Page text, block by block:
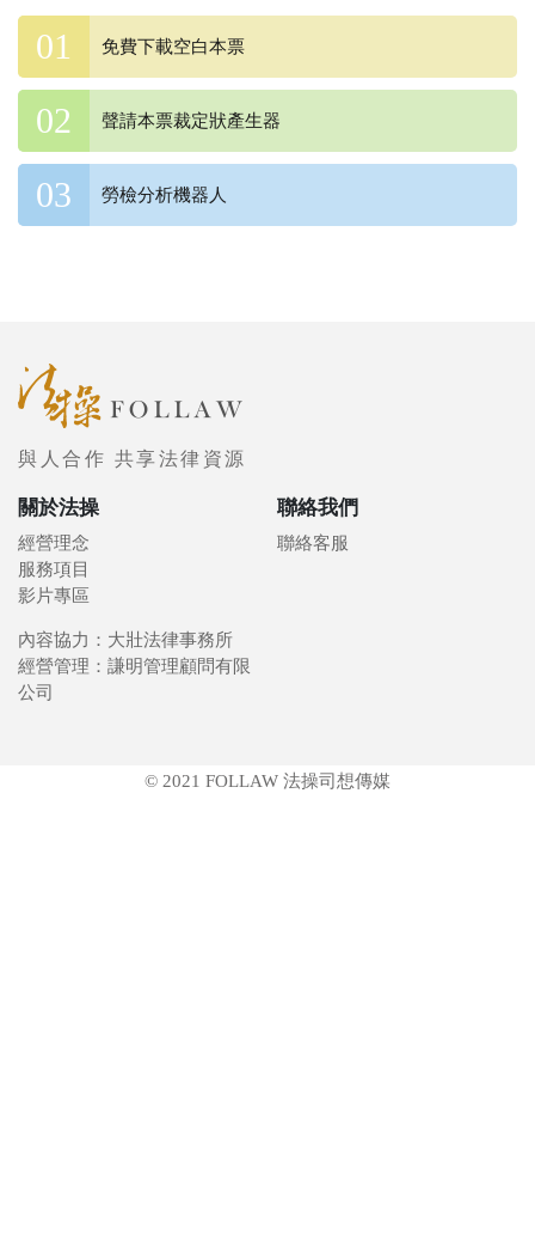
免費下載空白本票
聲請本票裁定狀產生器
勞檢分析機器人
與人合作 共享法律資源
關於法操
經營理念
服務項目
影片專區
聯絡我們
聯絡客服
內容協力：大壯法律事務所
經營管理：謙明管理顧問有限
公司
© 2021 FOLLAW 法操司想傳媒